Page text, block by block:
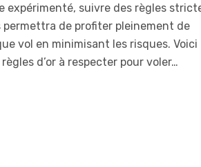
expérimenté, suivre des règles
permettra de profiter pleinement de
vol en minimisant les risques. Voici
règles d’or à respecter pour voler…